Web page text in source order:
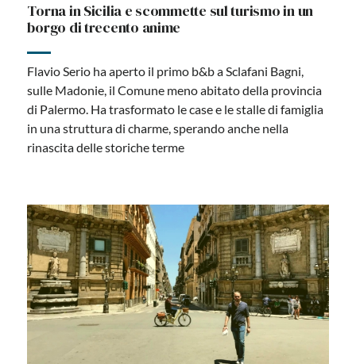
Torna in Sicilia e scommette sul turismo in un
borgo di trecento anime
Flavio Serio ha aperto il primo b&b a Sclafani Bagni,
sulle Madonie, il Comune meno abitato della provincia
di Palermo. Ha trasformato le case e le stalle di famiglia
in una struttura di charme, sperando anche nella
rinascita delle storiche terme